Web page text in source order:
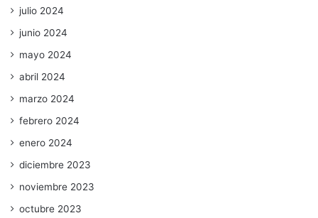
julio 2024
junio 2024
mayo 2024
abril 2024
marzo 2024
febrero 2024
enero 2024
diciembre 2023
noviembre 2023
octubre 2023